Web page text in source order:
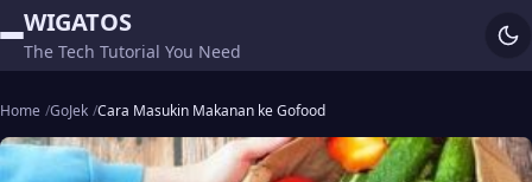
WIGATOS
The Tech Tutorial You Need
Home GoJek Cara Masukin Makanan ke Gofood